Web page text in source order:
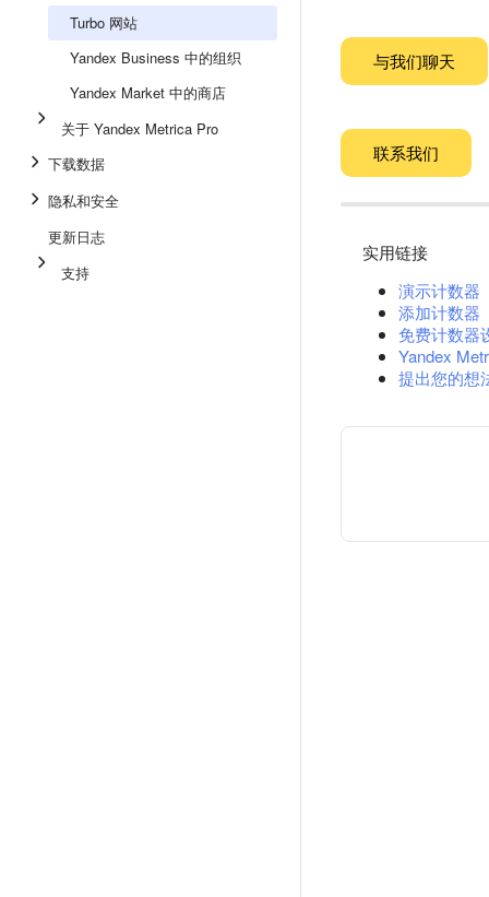
Turbo 网站
Yandex Business 中的组织
Yandex Market 中的商店
关于 Yandex Metrica Pro
下载数据
隐私和安全
更新日志
支持
与我们聊天
联系我们
实用链接
演示计数器
添加计数器
免费计数器
Yandex
提出您的想